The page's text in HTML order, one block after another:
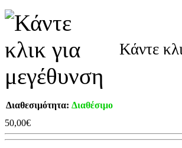
Κάντε
Διαθεσιμότητα: Διαθέσιμο
50,00€